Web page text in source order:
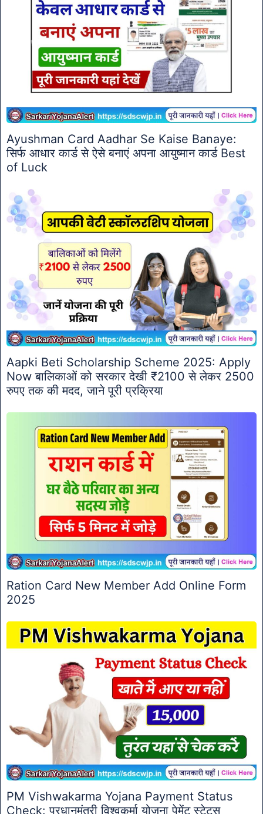
Ayushman Card Aadhar Se Kaise Banaye:
सिर्फ आधार कार्ड से ऐसे बनाएं अपना आयुष्मान कार्ड Best
of Luck
Aapki Beti Scholarship Scheme 2025: Apply
Now बालिकाओं को सरकार देखी ₹2100 से लेकर 2500
रुपए तक की मदद, जाने पूरी प्रक्रिया
Ration Card New Member Add Online Form
2025
PM Vishwakarma Yojana Payment Status
Check: प्रधानमंत्री विश्वकर्मा योजना पेमेंट स्टेटस